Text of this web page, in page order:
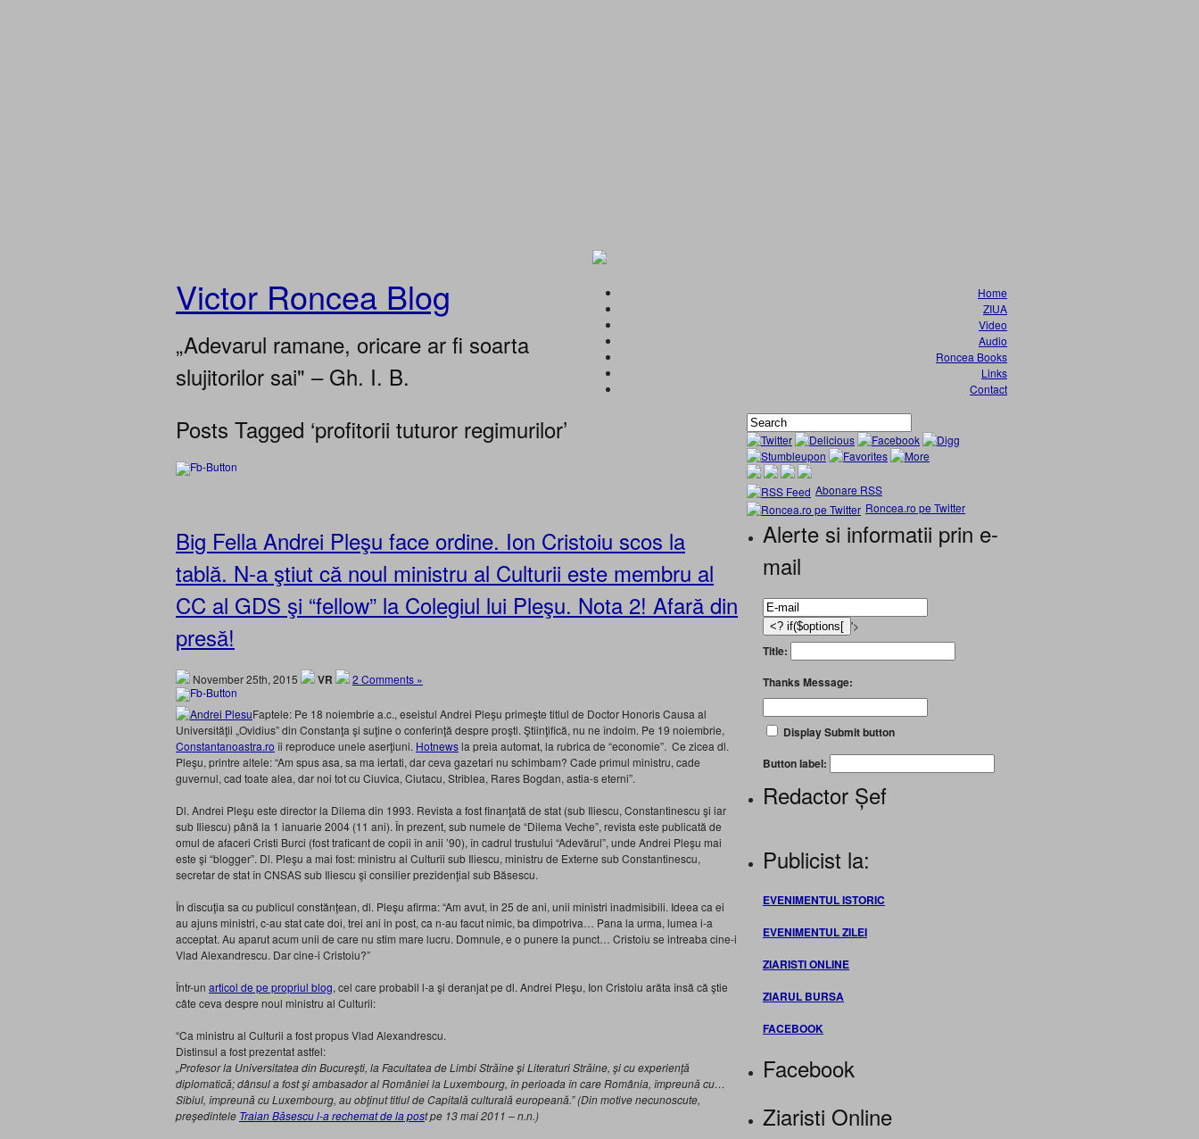
Victor Roncea Blog
„Adevarul ramane, oricare ar fi soarta
slujitorilor sai" – Gh. I. B.
Home
ZIUA
Video
Audio
Roncea Books
Links
Contact
Posts Tagged ‘profitorii tuturor regimurilor’
Big Fella Andrei Pleşu face ordine. Ion Cristoiu scos la
tablă. N-a ştiut că noul ministru al Culturii este membru al
CC al GDS şi “fellow” la Colegiul lui Pleşu. Nota 2! Afară din
presă!
November 25th, 2015 VR 2 Comments »
Faptele: Pe 18 noiembrie a.c., eseistul Andrei Pleşu primeşte titlul de Doctor Honoris Causa al
Universităţii „Ovidius” din Constanţa şi suţine o conferinţă despre proşti. Ştiinţifică, nu ne îndoim. Pe 19 noiembrie,
Constantanoastra.ro îi reproduce unele aserţiuni. Hotnewsla preia automat, la rubrica de “economie”. Ce zicea dl.
Pleşu, printre altele: “Am spus asa, sa ma iertati, dar ceva gazetari nu schimbam? Cade primul ministru, cade
guvernul, cad toate alea, dar noi tot cu Ciuvica, Ciutacu, Striblea, Rares Bogdan, astia-s eterni”.
Dl. Andrei Pleşu este director la Dilema din 1993. Revista a fost finanţată de stat (sub Iliescu, Constantinescu şi iar
sub Iliescu) până la 1 ianuarie 2004 (11 ani). În prezent, sub numele de “Dilema Veche”, revista este publicată de
omul de afaceri Cristi Burci (fost traficant de copii în anii ’90), în cadrul trustului “Adevărul”, unde Andrei Pleşu mai
este şi “blogger”. Dl. Pleşu a mai fost: ministru al Culturii sub Iliescu, ministru de Externe sub Constantinescu,
secretar de stat în CNSAS sub Iliescu şi consilier prezidenţial sub Băsescu.
În discuţia sa cu publicul constănţean, dl. Pleşu afirma: “Am avut, in 25 de ani, unii ministri inadmisibili. Ideea ca ei
au ajuns ministri, c-au stat cate doi, trei ani in post, ca n-au facut nimic, ba dimpotriva… Pana la urma, lumea i-a
acceptat. Au aparut acum unii de care nu stim mare lucru. Domnule, e o punere la punct… Cristoiu se intreaba cine-i
Vlad Alexandrescu. Dar cine-i Cristoiu?”
Într-un articol de pe propriul blog, cel care probabil l-a şi deranjat pe dl. Andrei Pleşu, Ion Cristoiu arăta însă că ştie
câte ceva despre noul ministru al Culturii:
“Ca ministru al Culturii a fost propus Vlad Alexandrescu.
Distinsul a fost prezentat astfel:
„Profesor la Universitatea din Bucureşti, la Facultatea de Limbi Străine şi Literaturi Străine, şi cu experienţă
diplomatică; dânsul a fost şi ambasador al României la Luxembourg, în perioada în care România, împreună cu…
Sibiul, împreună cu Luxembourg, au obţinut titlul de Capitală culturală europeană.” (Din motive necunoscute,
preşedintele Traian Băsescu l-a rechemat de la post pe 13 mai 2011 – n.n.)
Abonare RSS
Roncea.ro pe Twitter
Alerte si informatii prin e-
mail
'>
Title:
Thanks Message:
Display Submit button
Button label:
Redactor Șef
Publicist la:
EVENIMENTUL ISTORIC
EVENIMENTUL ZILEI
ZIARISTI ONLINE
ZIARUL BURSA
FACEBOOK
Facebook
Ziaristi Online